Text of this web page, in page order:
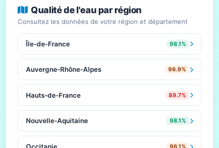
Qualité de l'eau par région
Consultez les données de votre région et département
Île-de-France 98.1%
Auvergne-Rhône-Alpes 96.9%
Hauts-de-France 89.7%
Nouvelle-Aquitaine 98.1%
96.1%